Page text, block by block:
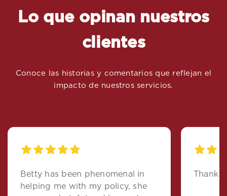
Lo que opinan nuestros
clientes
Conoce las historias y comentarios que reflejan el
impacto de nuestros servicios.
Betty has been phenomenal in
helping me with my policy, she
Thank